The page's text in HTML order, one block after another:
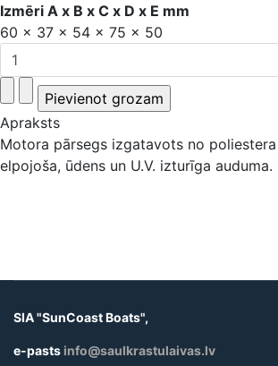
Izmēri A x B x C x D x E mm
60 x 37 x 54 x 75 x 50
Apraksts
Motora pārsegs izgatavots no
elpojoša, ūdens un U.V. izturīga auduma.
SIA "SunCoast Boats",
e-pasts info@saulkrastulaivas.lv